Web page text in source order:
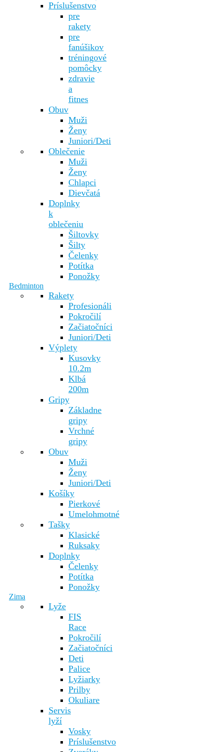
Príslušenstvo
pre
rakety
pre
fanúšikov
tréningové
pomôcky
zdravie
a
fitnes
Obuv
Muži
Ženy
Juniori/Deti
Oblečenie
Muži
Ženy
Chlapci
Dievčatá
Doplnky
k
oblečeniu
Šiltovky
Šilty
Čelenky
Potítka
Ponožky
Bedminton
Rakety
Profesionáli
Pokročilí
Začiatočníci
Juniori/Deti
Výplety
Kusovky
10.2m
Klbá
200m
Gripy
Základne
gripy
Vrchné
gripy
Obuv
Muži
Ženy
Juniori/Deti
Košíky
Pierkové
Umelohmotné
Tašky
Klasické
Ruksaky
Doplnky
Čelenky
Potítka
Ponožky
Zima
Lyže
FIS
Race
Pokročilí
Začiatočníci
Deti
Palice
Lyžiarky
Prilby
Okuliare
Servis
lyží
Vosky
Príslušenstvo